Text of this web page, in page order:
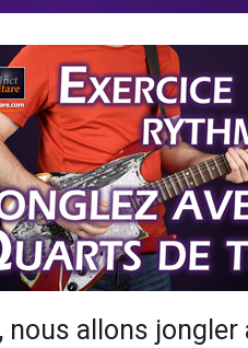
nous allons jongler